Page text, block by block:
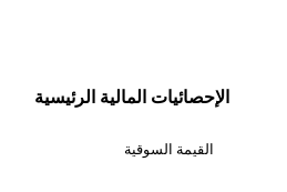
الإحصائيات المالية الرئيسية
القيمة السوقية